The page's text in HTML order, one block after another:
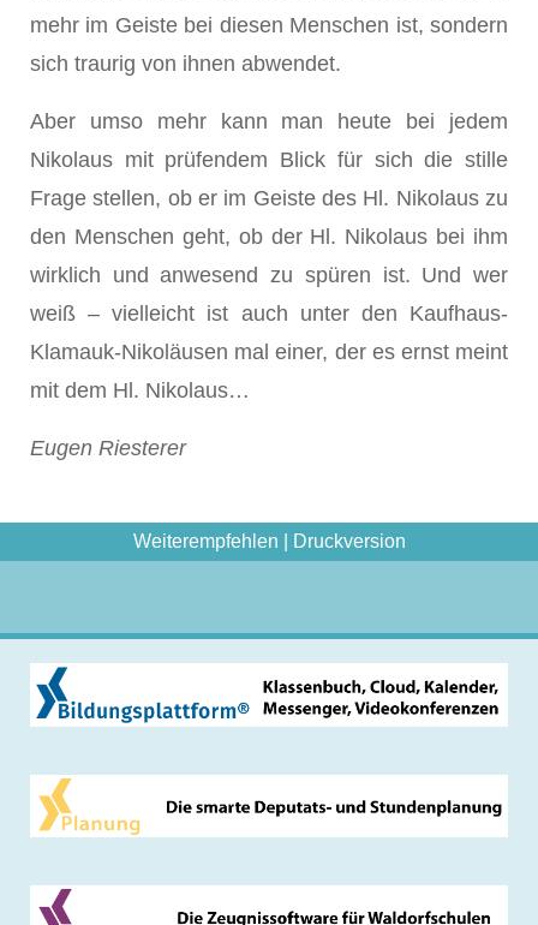
mehr im Geiste bei diesen Menschen ist, sondern
sich traurig von ihnen abwendet.
Aber umso mehr kann man heute bei jedem
Nikolaus mit prüfendem Blick für sich die stille
Frage stellen, ob er im Geiste des Hl. Nikolaus zu
den Menschen geht, ob der Hl. Nikolaus bei ihm
wirklich und anwesend zu spüren ist. Und wer
weiß – vielleicht ist auch unter den Kaufhaus-
Klamauk-Nikoläusen mal einer, der es ernst meint
mit dem Hl. Nikolaus…
Eugen Riesterer
Weiterempfehlen Druckversion